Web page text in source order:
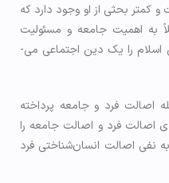
کمتر بحثی از او وجود دارد که
به اهمیت جامعه و مسئولیت
اجتماعی اذعان دارد و بر همین اساس اسلام را یک دین اجتماعی می‌­
اصالت فرد و جامعه پرداخته
اصالت فرد و اصالت جامعه را
نفی اصالت انسان‌­شناختی فرد